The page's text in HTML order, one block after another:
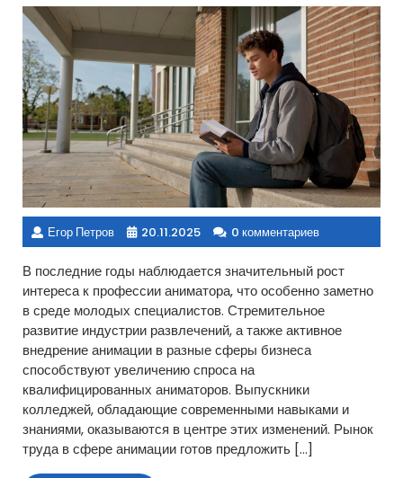
Егор Петров 20.11.2025 0 комментариев
В последние годы наблюдается значительный рост
интереса к профессии аниматора, что особенно заметно
в среде молодых специалистов. Стремительное
развитие индустрии развлечений, а также активное
внедрение анимации в разные сферы бизнеса
способствуют увеличению спроса на
квалифицированных аниматоров. Выпускники
колледжей, обладающие современными навыками и
знаниями, оказываются в центре этих изменений. Рынок
труда в сфере анимации готов предложить […]